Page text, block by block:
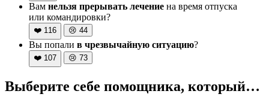
Вам нельзя прерывать лечение на время отпуска
или командировки?
❤️ 116 😢 44
Вы попали в чрезвычайную ситуацию?
❤️ 107 😢 73
Выберите себе помощника, который…